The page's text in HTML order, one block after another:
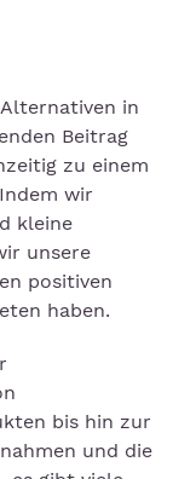
in
Beitrag
zu einem
wir
kleine
unsere
positiven
haben.
bis hin zur
und die